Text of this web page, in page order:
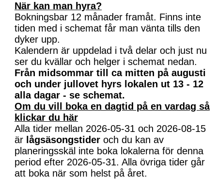
När kan man hyra?
Bokningsbar 12 månader framåt. Finns inte
tiden med i schemat får man vänta tills den
dyker upp.
Kalendern är uppdelad i två delar och just nu
ser du kvällar och helger i schemat nedan.
Från midsommar till ca mitten på augusti
och under jullovet hyrs lokalen ut 13 - 12
alla dagar - se schemat.
Om du vill boka en dagtid på en vardag så
klickar du här
Alla tider mellan 2026-05-31 och 2026-08-15
är lågsäsongstider och du kan av
planeringsskäl inte boka lokalerna för denna
period efter 2026-05-31. Alla övriga tider går
att boka när som helst på året.